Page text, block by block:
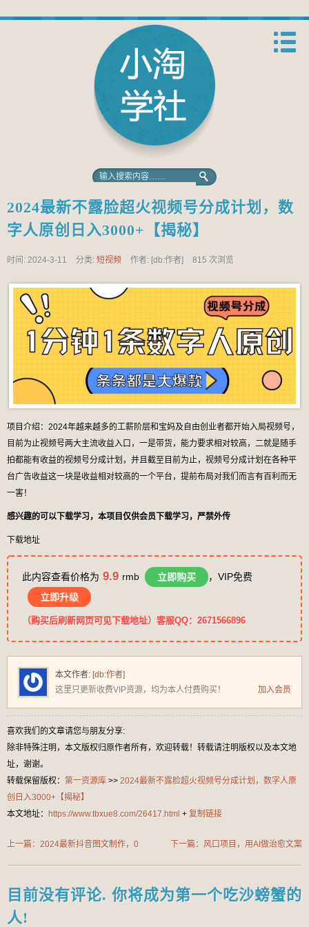
2024最新不露脸超火视频号分成计划，数
字人原创日入3000+【揭秘】
时间: 2024-3-11 分类: 短视频 作者: [db:作者] 815 次浏览
项目介绍：2024年越来越多的工薪阶层和宝妈及自由创业者都开始入局视频号，
目前为止视频号两大主流收益入口，一是带货，能力要求相对较高，二就是随手
拍都能有收益的视频号分成计划，并且截至目前为止，视频号分成计划在各种平
台广告收益这一块是收益相对较高的一个平台，提前布局对我们而言有百利而无
一害！
感兴趣的可以下载学习，本项目仅供会员下载学习，严禁外传
下载地址
此内容查看价格为 9.9 rmb 立即购买
，VIP免费
立即升级
（购买后刷新网页可见下载地址）客服QQ：2671566896
本文作者: [db:作者]
这里只更新收费VIP资源，均为本人付费购买！
加入会员
喜欢我们的文章请您与朋友分享:
除非特殊注明，本文版权归原作者所有，欢迎转载！转载请注明版权以及本文地
址，谢谢。
转载保留版权： 第一资源库 >> 2024最新不露脸超火视频号分成计划，数字人原
创日入3000+【揭秘】
本文地址：
https://www.tbxue8.com/26417.html + 复制链接
上一篇：2024最新抖音图文制作，0
下一篇：风口项目，用AI做治愈文案
【揭秘】
目前没有评论. 你将成为第一个吃沙螃蟹的
人!